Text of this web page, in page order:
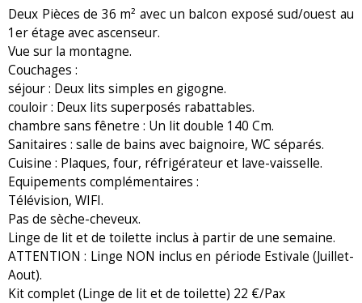
Deux Pièces de 36 m² avec un balcon exposé sud/ouest au
1er étage avec ascenseur.
Vue sur la montagne.
Couchages :
séjour : Deux lits simples en gigogne.
couloir : Deux lits superposés rabattables.
chambre sans fênetre : Un lit double 140 Cm.
Sanitaires : salle de bains avec baignoire, WC séparés.
Cuisine : Plaques, four, réfrigérateur et lave-vaisselle.
Equipements complémentaires :
Télévision, WIFI.
Pas de sèche-cheveux.
Linge de lit et de toilette inclus à partir de une semaine.
ATTENTION : Linge NON inclus en période Estivale (Juillet-
Aout).
Kit complet (Linge de lit et de toilette) 22 €/Pax